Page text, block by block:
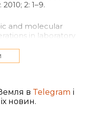
2: 1–9.
and molecular
in laboratory
в Telegram і
новин.